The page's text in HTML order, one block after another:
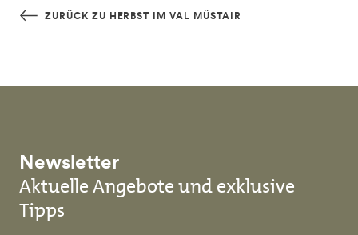
Skip to main content
ZURÜCK ZU HERBST IM VAL MÜSTAIR
Newsletter
Aktuelle Angebote und exklusive
Tipps